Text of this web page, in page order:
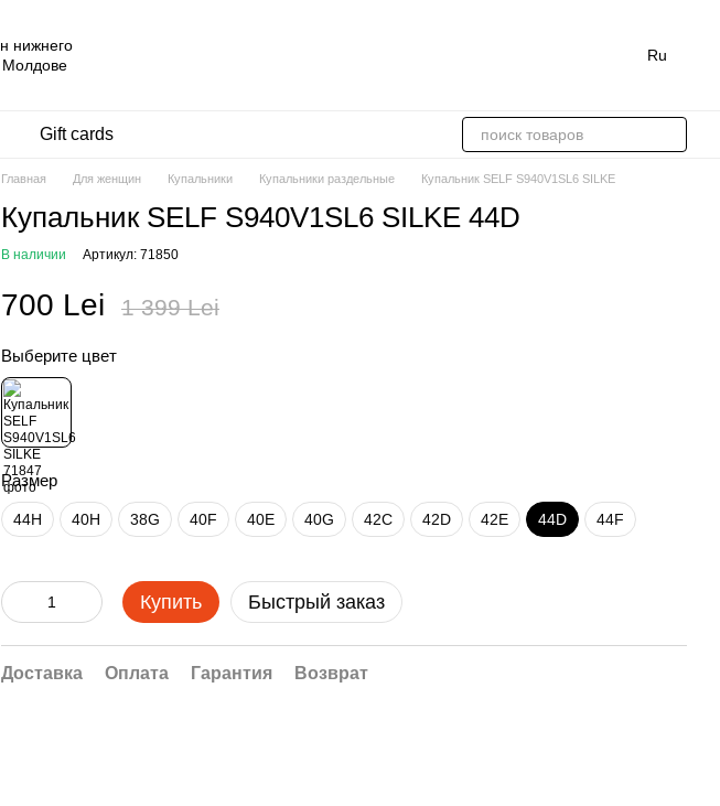
Ru
Gift cards
Главная Для женщин Купальники Купальники раздельные Купальник SELF S940V1SL6 SILKE
Купальник SELF S940V1SL6 SILKE 44D
В наличии Артикул: 71850
700 Lei 1 399 Lei
Выберите цвет
Размер
44H 40H 38G 40F 40E 40G 42C 42D 42E 44D 44F
Купить Быстрый заказ
Доставка Оплата Гарантия Возврат